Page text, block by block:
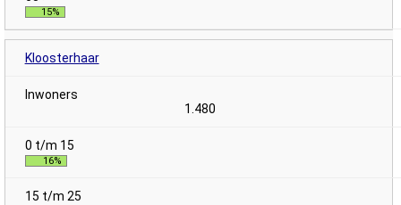
15%
Kloosterhaar
1.480
16%